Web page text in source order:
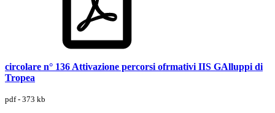
circolare n° 136 Attivazione percorsi ofrmativi IIS GAlluppi di
Tropea
pdf - 373 kb